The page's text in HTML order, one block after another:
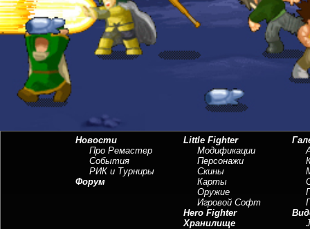
Новости
Про Ремастер
События
РИК и Турниры
Форум
Little Fighter
Модификации
Персонажи
Скины
Карты
Оружие
Игровой Софт
Hero Fighter
Хранилище